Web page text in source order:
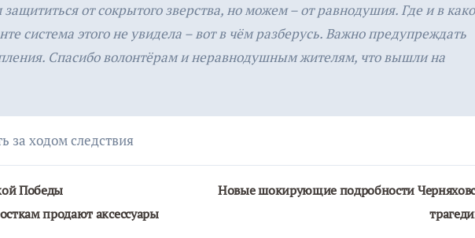
от сокрытого зверства, но можем – от равнодушия. Где и в
система этого не увидела – вот в чём разберусь. Важно предупреждать
Спасибо волонтёрам и неравнодушным жителям, что вышли на
за ходом следствия
Победы
продают аксессуары
Новые шокирующие подробности